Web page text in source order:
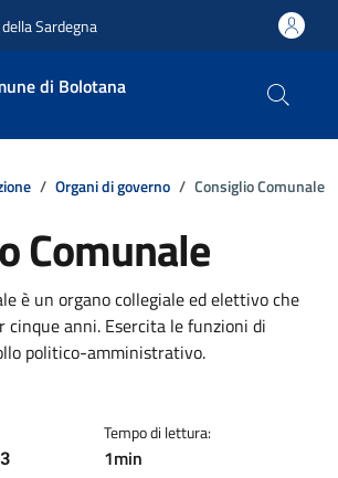
Sardegna
di Bolotana
Organi di governo Consiglio Comunale
Comunale
notizia
è un organo collegiale ed elettivo che
cinque anni. Esercita le funzioni di
politico-amministrativo.
Tempo di lettura:
1min